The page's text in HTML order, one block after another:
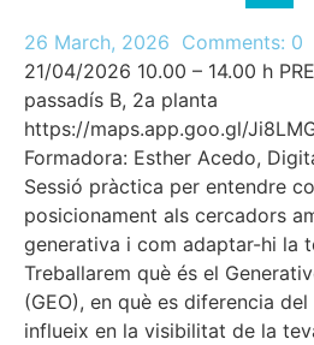
26 March, 2026 Comments: 0
21/04/2026 10.00 – 14.00 h
passadís B, 2a planta
https://maps.app.goo.gl/
Formadora: Esther Acedo,
Sessió pràctica per entendre
posicionament als cercadors
generativa i com adaptar-hi la
Treballarem què és el
(GEO), en què es diferencia
influeix en la visibilitat de la